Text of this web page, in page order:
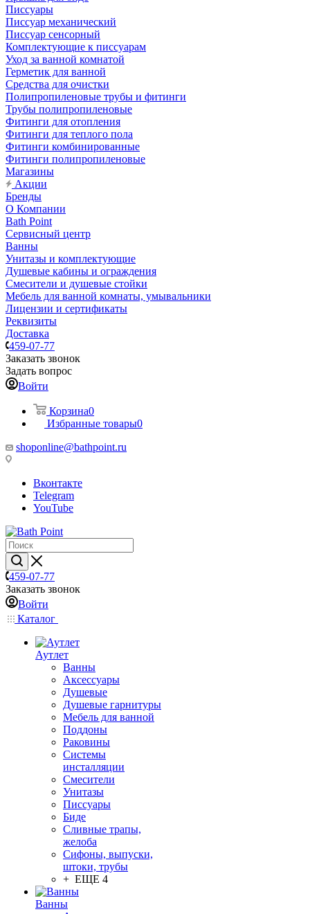
Писсуары
Писсуар механический
Писсуар сенсорный
Комплектующие к писсуарам
Уход за ванной комнатой
Герметик для ванной
Средства для очистки
Полипропиленовые трубы и фитинги
Трубы полипропиленовые
Фитинги для отопления
Фитинги для теплого пола
Фитинги комбинированные
Фитинги полипропиленовые
Магазины
Акции
Бренды
О Компании
Bath Point
Сервисный центр
Ванны
Унитазы и комплектующие
Душевые кабины и ограждения
Смесители и душевые стойки
Мебель для ванной комнаты, умывальники
Лицензии и сертификаты
Реквизиты
Доставка
459-07-77
Заказать звонок
Задать вопрос
Войти
Корзина0
Избранные товары0
shoponline@bathpoint.ru
Вконтакте
Telegram
YouTube
459-07-77
Заказать звонок
Войти
Каталог
Аутлет
Ванны
Аксессуары
Душевые
Душевые гарнитуры
Мебель для ванной
Поддоны
Раковины
Системы
инсталляции
Смесители
Унитазы
Писсуары
Биде
Сливные трапы,
желоба
Сифоны, выпуски,
штоки, трубы
+ ЕЩЕ 4
Ванны